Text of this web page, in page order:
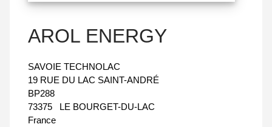
AROL ENERGY
SAVOIE TECHNOLAC
19 RUE DU LAC SAINT-ANDRÉ
BP288
73375
LE BOURGET-DU-LAC
France